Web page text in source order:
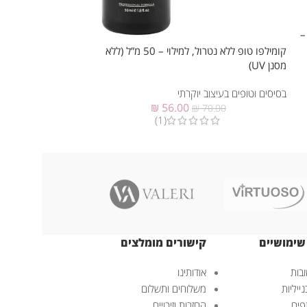
קומילפו טופ ללא נטרול, למילוי – 50 מ”ל (ללא
מסנן UV)
בסיסים וטופים בעיצוב יוקרתי
₪70.00
₪ 56.00
(1)
קישורים מומלצים
אודותינו
משלוחים ותשלום